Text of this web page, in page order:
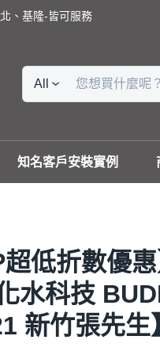
、基隆-皆可服務
All
知名客戶安裝實例
超低折數優
水科技
新竹張先生